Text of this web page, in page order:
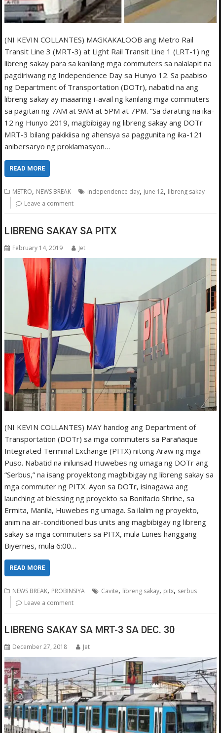
(NI KEVIN COLLANTES) MAGKAKALOOB ang Metro Rail
Transit Line 3 (MRT-3) at Light Rail Transit Line 1 (LRT-1) ng
libreng sakay para sa kanilang mga commuters sa nalalapit na
pagdiriwang ng Independence Day sa Hunyo 12. Sa paabiso
ng Department of Transportation (DOTr), nabatid na ang
libreng sakay ay maaaring i-avail ng kanilang mga commuters
sa pagitan ng 7AM at 9AM at 5PM at 7PM. “Sa darating na ika-
12 ng Hunyo 2019, magbibigay ng libreng sakay ang DOTr
MRT-3 bilang pakikiisa ng ahensya sa paggunita ng ika-121
anibersaryo ng proklamasyon…
READ MORE
METRO, NEWS BREAK independence day, june 12, libreng sakay
Leave a comment
LIBRENG SAKAY SA PITX
February 14, 2019 Jet
(NI KEVIN COLLANTES) MAY handog ang Department of
Transportation (DOTr) sa mga commuters sa Parañaque
Integrated Terminal Exchange (PITX) nitong Araw ng mga
Puso. Nabatid na inilunsad Huwebes ng umaga ng DOTr ang
“Serbus,” na isang proyektong magbibigay ng libreng sakay sa
mga commuter ng PITX. Ayon sa DOTr, isinagawa ang
launching at blessing ng proyekto sa Bonifacio Shrine, sa
Ermita, Manila, Huwebes ng umaga. Sa ilalim ng proyekto,
anim na air-conditioned bus units ang magbibigay ng libreng
sakay sa mga commuters sa PITX, mula Lunes hanggang
Biyernes, mula 6:00…
READ MORE
NEWS BREAK, PROBINSIYA Cavite, libreng sakay, pitx, serbus
Leave a comment
LIBRENG SAKAY SA MRT-3 SA DEC. 30
December 27, 2018 Jet